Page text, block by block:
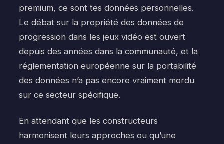
premium, ce sont tes données personnelles.
Le débat sur la propriété des données de
progression dans les jeux vidéo est ouvert
depuis des années dans la communauté, et la
réglementation européenne sur la portabilité
des données n’a pas encore vraiment mordu
sur ce secteur spécifique.
En attendant que les constructeurs
harmonisent leurs approches ou qu’une